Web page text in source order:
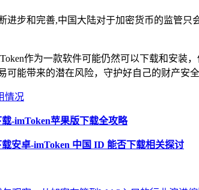
进步和完善,中国大陆对于加密货币的监管
作为一款软件可能仍然可以下载和安装
可能带来的潜在风险，守护好自己的财产安全
情况
-imToken苹果版下载全攻略
安卓-imToken 中国 ID 能否下载相关探讨